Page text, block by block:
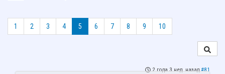
1 2 3 4 5 6 7 8 9 10
2 года 3 нед. назад #81